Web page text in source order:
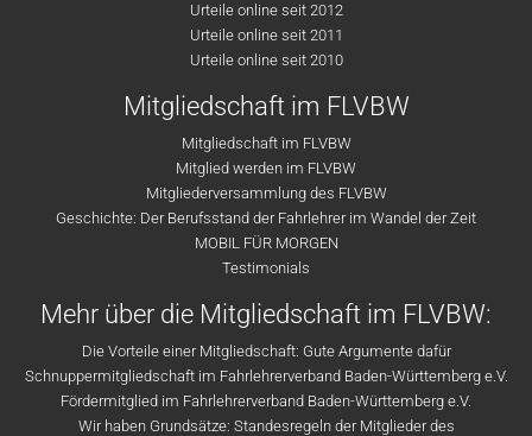
Urteile online seit 2012
Urteile online seit 2011
Urteile online seit 2010
Mitgliedschaft im FLVBW
Mitgliedschaft im FLVBW
Mitglied werden im FLVBW
Mitgliederversammlung des FLVBW
Geschichte: Der Berufsstand der Fahrlehrer im Wandel der Zeit
MOBIL FÜR MORGEN
Testimonials
Mehr über die Mitgliedschaft im FLVBW:
Die Vorteile einer Mitgliedschaft: Gute Argumente dafür
Schnuppermitgliedschaft im Fahrlehrerverband Baden-Württemberg e.V.
Fördermitglied im Fahrlehrerverband Baden-Württemberg e.V.
Wir haben Grundsätze: Standesregeln der Mitglieder des